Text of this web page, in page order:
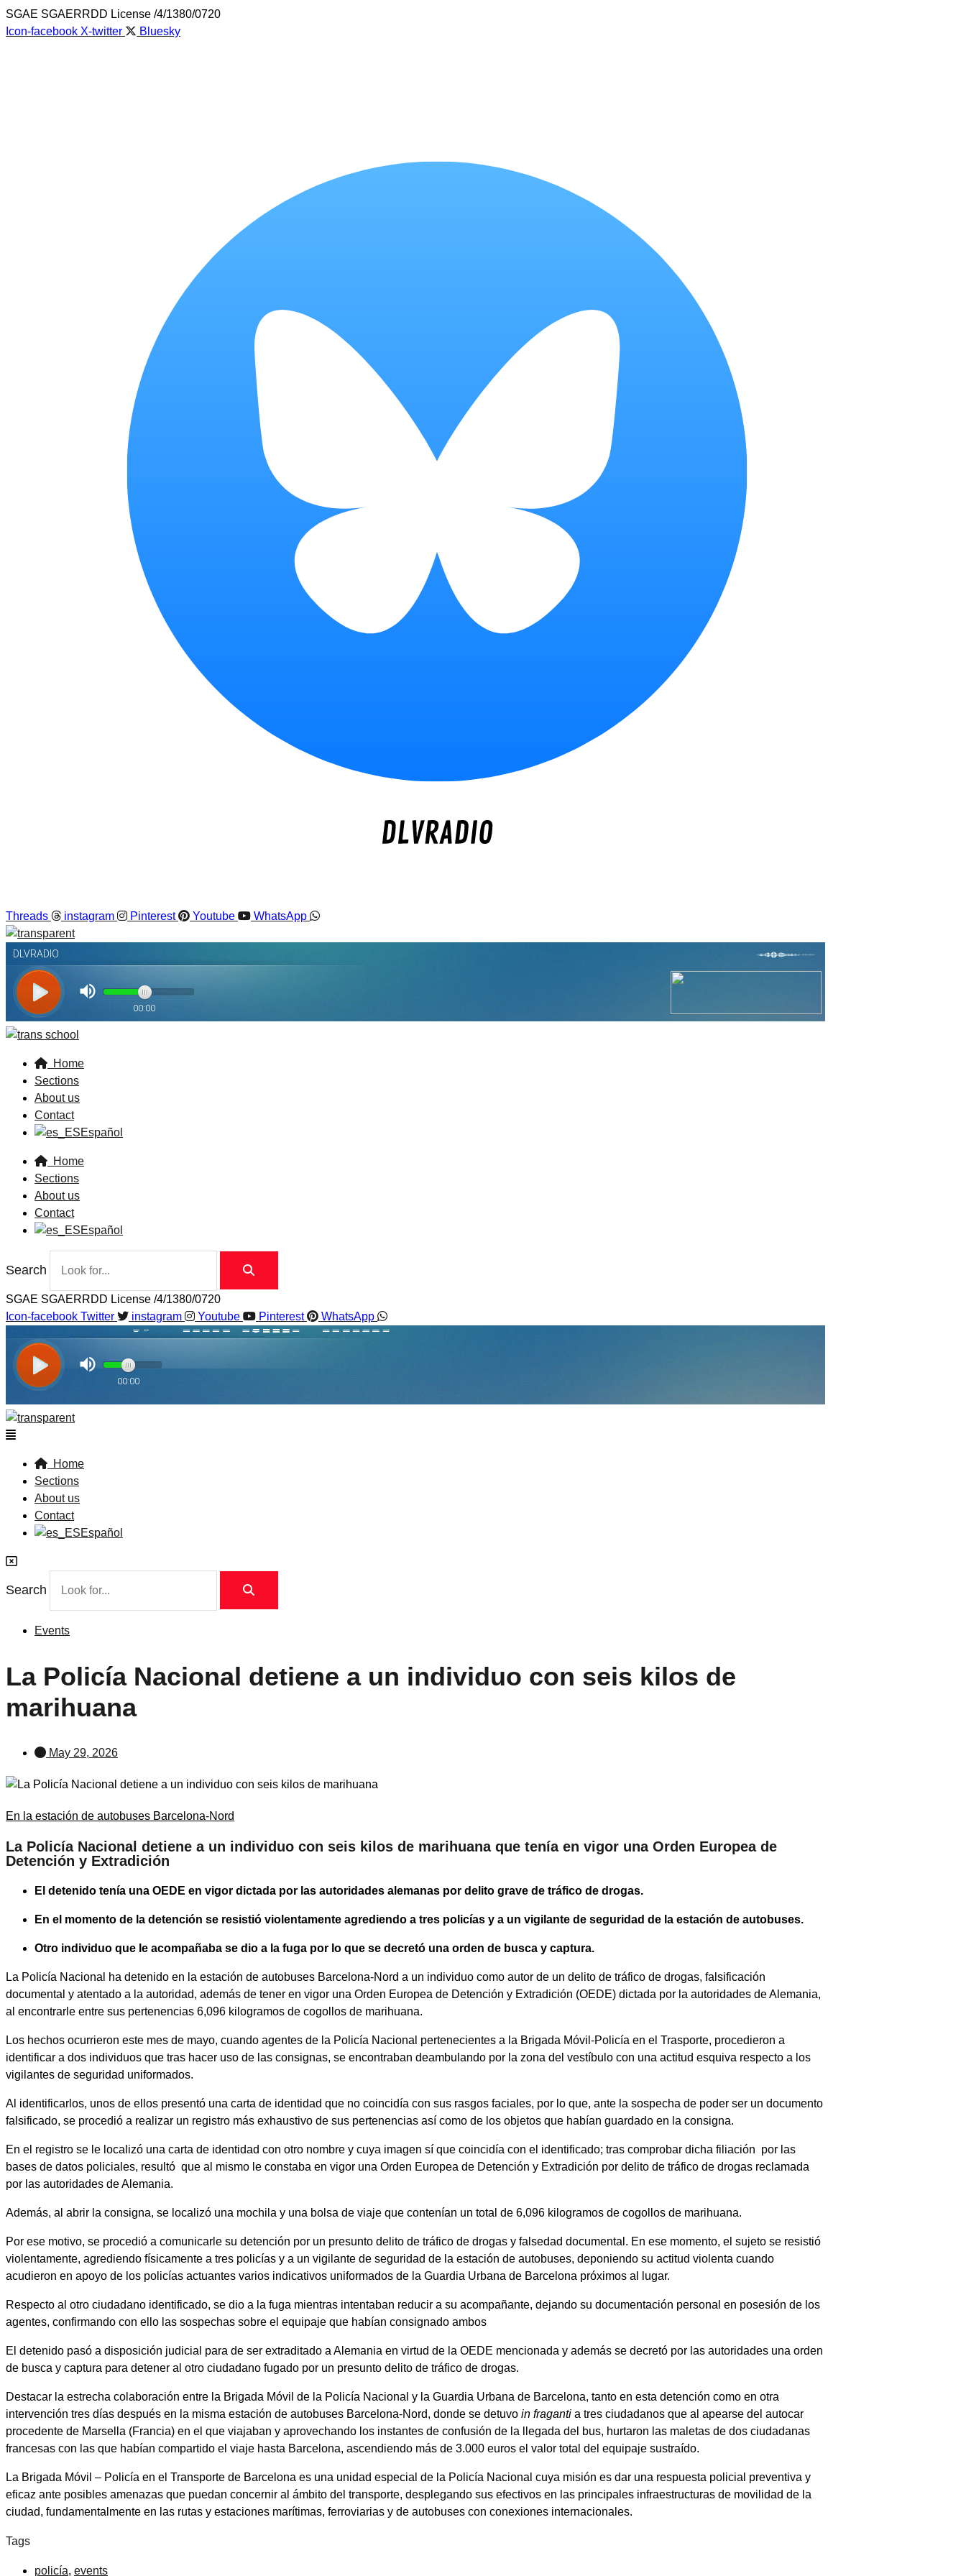
Skip
to
SGAE SGAERRDD License /4/1380/0720
Icon-facebook X-twitter Bluesky
Threads instagram Pinterest Youtube WhatsApp
Home
Sections
About us
Contact
Español
Home
Sections
About us
Contact
Español
Search
SGAE SGAERRDD License /4/1380/0720
Icon-facebook Twitter instagram Youtube Pinterest WhatsApp
Flyout
Home
Sections
About us
Contact
Español
Search
Events
La Policía Nacional detiene a un individuo con seis kilos de
marihuana
May 29, 2026
En la estación de autobuses Barcelona-Nord
La Policía Nacional detiene a un individuo con seis kilos de marihuana que tenía en vigor una Orden Europea de
Detención y Extradición
El detenido tenía una OEDE en vigor dictada por las autoridades alemanas por delito grave de tráfico de drogas.
En el momento de la detención se resistió violentamente agrediendo a tres policías y a un vigilante de seguridad de la estación de autobuses.
Otro individuo que le acompañaba se dio a la fuga por lo que se decretó una orden de busca y captura.
La Policía Nacional ha detenido en la estación de autobuses Barcelona-Nord a un individuo como autor de un delito de tráfico de drogas, falsificación
documental y atentado a la autoridad, además de tener en vigor una Orden Europea de Detención y Extradición (OEDE) dictada por la autoridades de Alemania,
al encontrarle entre sus pertenencias 6,096 kilogramos de cogollos de marihuana.
Los hechos ocurrieron este mes de mayo, cuando agentes de la Policía Nacional pertenecientes a la Brigada Móvil-Policía en el Trasporte, procedieron a
identificar a dos individuos que tras hacer uso de las consignas, se encontraban deambulando por la zona del vestíbulo con una actitud esquiva respecto a los
vigilantes de seguridad uniformados.
Al identificarlos, unos de ellos presentó una carta de identidad que no coincidía con sus rasgos faciales, por lo que, ante la sospecha de poder ser un documento
falsificado, se procedió a realizar un registro más exhaustivo de sus pertenencias así como de los objetos que habían guardado en la consigna.
En el registro se le localizó una carta de identidad con otro nombre y cuya imagen sí que coincidía con el identificado; tras comprobar dicha filiación por las
bases de datos policiales, resultó que al mismo le constaba en vigor una Orden Europea de Detención y Extradición por delito de tráfico de drogas reclamada
por las autoridades de Alemania.
Además, al abrir la consigna, se localizó una mochila y una bolsa de viaje que contenían un total de 6,096 kilogramos de cogollos de marihuana.
Por ese motivo, se procedió a comunicarle su detención por un presunto delito de tráfico de drogas y falsedad documental. En ese momento, el sujeto se resistió
violentamente, agrediendo físicamente a tres policías y a un vigilante de seguridad de la estación de autobuses, deponiendo su actitud violenta cuando
acudieron en apoyo de los policías actuantes varios indicativos uniformados de la Guardia Urbana de Barcelona próximos al lugar.
Respecto al otro ciudadano identificado, se dio a la fuga mientras intentaban reducir a su acompañante, dejando su documentación personal en posesión de los
agentes, confirmando con ello las sospechas sobre el equipaje que habían consignado ambos
El detenido pasó a disposición judicial para de ser extraditado a Alemania en virtud de la OEDE mencionada y además se decretó por las autoridades una orden
de busca y captura para detener al otro ciudadano fugado por un presunto delito de tráfico de drogas.
Destacar la estrecha colaboración entre la Brigada Móvil de la Policía Nacional y la Guardia Urbana de Barcelona, tanto en esta detención como en otra
intervención tres días después en la misma estación de autobuses Barcelona-Nord, donde se detuvo in fraganti a tres ciudadanos que al apearse del autocar
procedente de Marsella (Francia) en el que viajaban y aprovechando los instantes de confusión de la llegada del bus, hurtaron las maletas de dos ciudadanas
francesas con las que habían compartido el viaje hasta Barcelona, ascendiendo más de 3.000 euros el valor total del equipaje sustraído.
La Brigada Móvil – Policía en el Transporte de Barcelona es una unidad especial de la Policía Nacional cuya misión es dar una respuesta policial preventiva y
eficaz ante posibles amenazas que puedan concernir al ámbito del transporte, desplegando sus efectivos en las principales infraestructuras de movilidad de la
ciudad, fundamentalmente en las rutas y estaciones marítimas, ferroviarias y de autobuses con conexiones internacionales.
Tags
policía, events